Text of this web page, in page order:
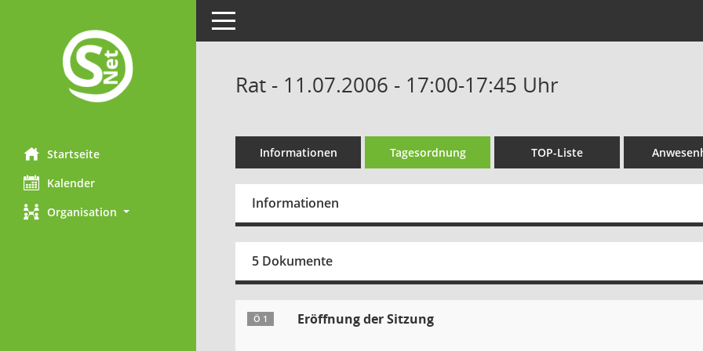
Startseite
Kalender
Organisation
Toggle navigation
Rat - 11.07.2006 - 17:00-17:45 Uhr
Informationen Tagesordnung TOP-Liste
Informationen
5 Dokumente
Ö 1 Eröffnung der Sitzung